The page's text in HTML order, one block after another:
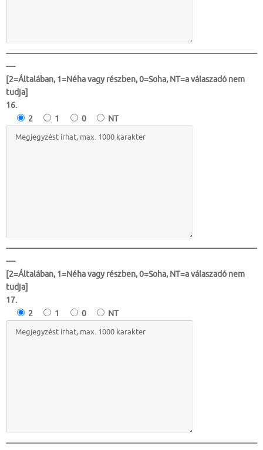
-----------------------------------------------------------------------------------------------------------
----
[2=Általában, 1=Néha vagy részben, 0=Soha, NT=a válaszadó nem
tudja]
16.
2
1 0 NT
-----------------------------------------------------------------------------------------------------------
----
[2=Általában, 1=Néha vagy részben, 0=Soha, NT=a válaszadó nem
tudja]
17.
2
1 0 NT
-----------------------------------------------------------------------------------------------------------